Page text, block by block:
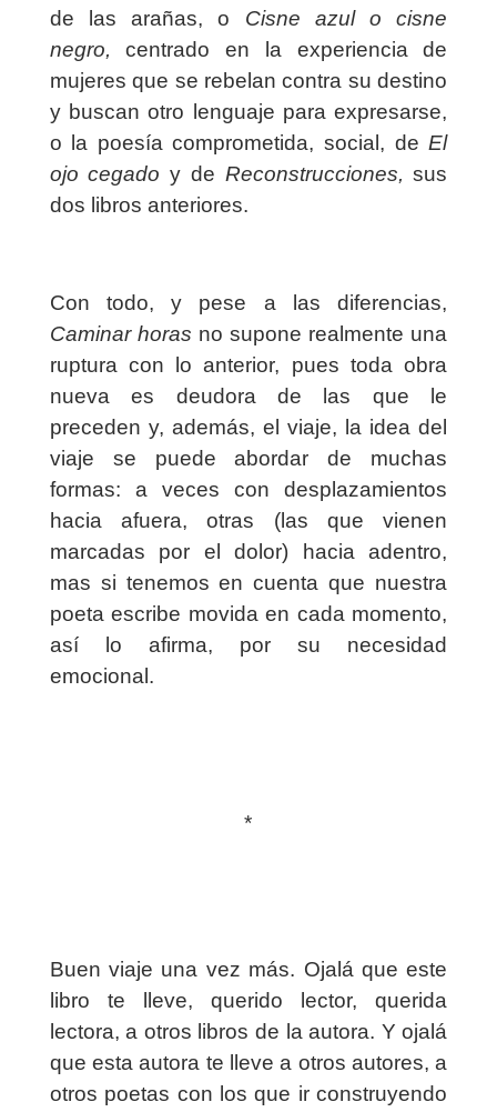
de las arañas, o Cisne azul o cisne
negro,centrado en la experiencia de
mujeres que se rebelan contra su destino
y buscan otro lenguaje para expresarse,
o la poesía comprometida, social, deEl
ojo cegado y de Reconstrucciones, sus
dos libros anteriores.
Con todo, y pese a las diferencias,
Caminar horas no supone realmente una
ruptura con lo anterior, pues toda obra
nueva es deudora de las que le
preceden y, además, el viaje, la idea del
viaje se puede abordar de muchas
formas: a veces con desplazamientos
hacia afuera, otras (las que vienen
marcadas por el dolor) hacia adentro,
mas si tenemos en cuenta que nuestra
poeta escribe movida en cada momento,
así lo afirma, por su necesidad
emocional.
*
Buen viaje una vez más. Ojalá que este
libro te lleve, querido lector, querida
lectora, a otros libros de la autora. Y ojalá
que esta autora te lleve a otros autores, a
otros poetas con los que ir construyendo